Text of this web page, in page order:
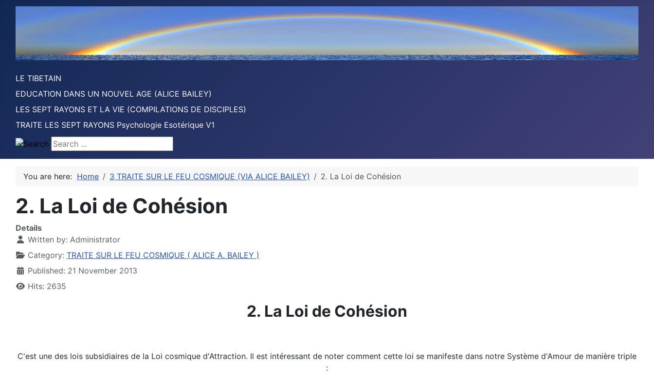
LE TIBETAIN
EDUCATION DANS UN NOUVEL AGE (ALICE BAILEY)
LES SEPT RAYONS ET LA VIE (COMPILATIONS DE DISCIPLES)
TRAITE LES SEPT RAYONS Psychologie Esotérique V1
Search ...
You are here: Home 3 TRAITE SUR LE FEU COSMIQUE (VIA ALICE BAILEY) 2. La Loi de Cohésion
2. La Loi de Cohésion
Details
Written by: Administrator
Category: TRAITE SUR LE FEU COSMIQUE ( ALICE A. BAILEY )
Published: 21 November 2013
Hits: 2635
2. La Loi de Cohésion
C'est une des lois subsidiaires de la Loi cosmique d'Attraction. Il est intéressant de noter comment cette loi se manifeste dans notre Système d'Amour de manière triple
: